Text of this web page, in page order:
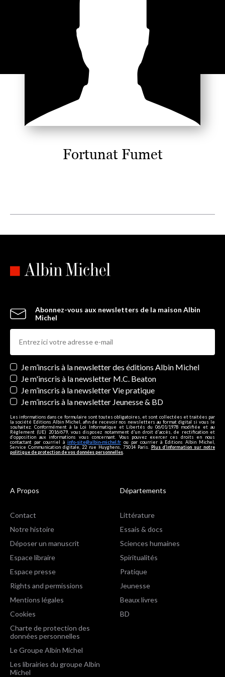
Fortunat Fumet
Abonnez-vous aux newsletters de la maison Albin
Michel
Newsletters
Je m’inscris à la newsletter des éditions Albin Michel
Je m'inscris à la newsletter M.C. Beaton
Je m’inscris à la newsletter Vie pratique
Je m’inscris à la newsletter Jeunesse & BD
Les informations dans ce formulaire sont toutes obligatoires, et sont collectées et traitées par
la société Editions Albin Michel, afin de recevoir nos newsletters au format digital si vous le
souhaitez. Conformément à la Loi Informatique et Libertés du 06/01/1978 modifiée et au
Règlement (UE) 2016/679, vous disposez notamment d'un droit d'accès, de rectification et
d’opposition aux informations vous concernant. Vous pouvez exercer ces droits en nous
contactant par courriel à info-site@albin-michel.fr ou par courrier à Editions Albin Michel,
Service Communication digitale, 22 rue Huyghens, 75014 Paris. Plus d’information sur notre
politique de protection de vos données personnelles
A Propos
Contact
Notre histoire
Déposer un manuscrit
Espace libraire
Espace presse
Rights and permissions
Mentions légales
Cookies
Charte de protection des
données personnelles
Le Groupe Albin Michel
Les librairies du groupe Albin
Michel
Départements
Littérature
Essais & docs
Sciences humaines
Spiritualités
Pratique
Jeunesse
Beaux livres
BD